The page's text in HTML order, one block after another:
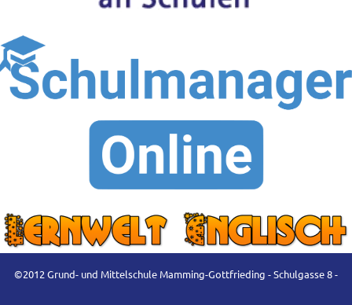
©2012 Grund- und Mittelschule Mamming-Gottfrieding - Schulgasse 8 -